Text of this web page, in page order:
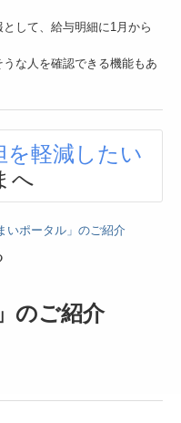
して、給与明細に1月から
な人を確認できる機能もあ
を軽減したい
へ
のご紹介